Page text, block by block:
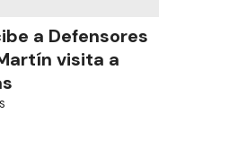
a Defensores
visita a